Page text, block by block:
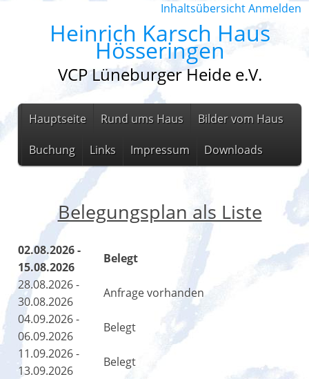
InhaltsübersichtAnmelden
Heinrich Karsch Haus
Hösseringen
VCP Lüneburger Heide e.V.
Hauptseite Rund ums Haus Bilder vom Haus
Buchung Links Impressum Downloads
Belegungsplan als Liste
02.08.2026 -
15.08.2026
Belegt
28.08.2026 -
30.08.2026
Anfrage vorhanden
04.09.2026 -
06.09.2026
Belegt
11.09.2026 -
13.09.2026
Belegt